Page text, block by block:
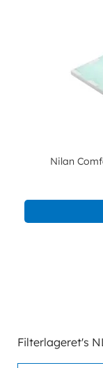
Nilan
Filterlageret's